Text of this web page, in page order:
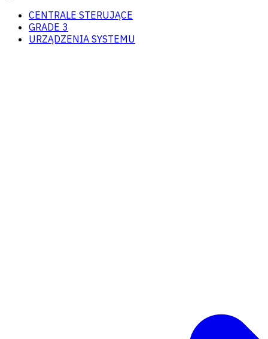
CENTRALE STERUJĄCE
GRADE 3
URZĄDZENIA SYSTEMU